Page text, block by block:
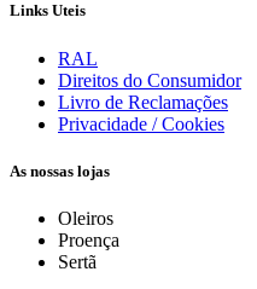
Links Uteis
RAL
Direitos do Consumidor
Livro de Reclamações
Privacidade / Cookies
As nossas lojas
Oleiros
Proença
Sertã